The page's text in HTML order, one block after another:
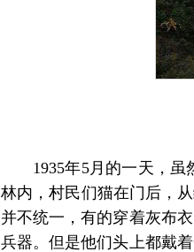
1935年5月的一天，
林内，村民们猫在门后，
并不统一，有的穿着灰布
兵器。但是他们头上都戴